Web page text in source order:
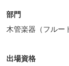
部門
木管楽器（フルー
出場資格